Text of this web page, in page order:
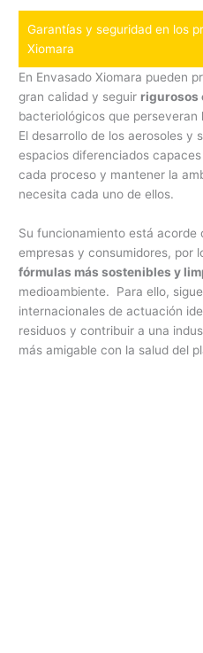
Garantías y seguridad en los
Xiomara
En Envasado Xiomara pueden
gran calidad y seguir rigurosos
bacteriológicos que perseveran
El desarrollo de los aerosoles y
espacios diferenciados
cada proceso y mantener la
necesita cada uno de ellos.
Su funcionamiento está acorde
empresas y consumidores, por
fórmulas más sostenibles y
medioambiente. Para ello,
internacionales de actuación
residuos y contribuir a una
más amigable con la salud del